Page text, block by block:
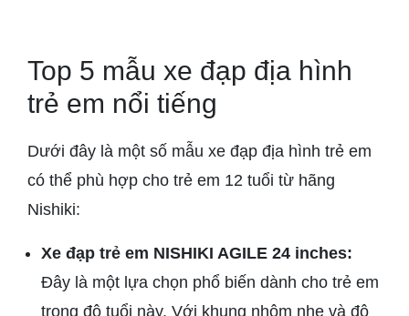
Top 5 mẫu xe đạp địa hình
trẻ em nổi tiếng
Dưới đây là một số mẫu xe đạp địa hình trẻ em
có thể phù hợp cho trẻ em 12 tuổi từ hãng
Nishiki:
Xe đạp trẻ em NISHIKI AGILE 24 inches:
Đây là một lựa chọn phổ biến dành cho trẻ em
trong độ tuổi này. Với khung nhôm nhẹ và độ